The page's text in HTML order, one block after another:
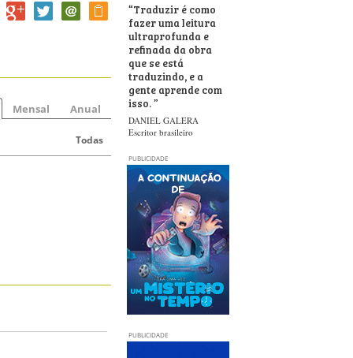
Mensal Anual
Todas
“Traduzir é como
fazer uma leitura
ultraprofunda e
refinada da obra
que se está
traduzindo, e a
gente aprende com
isso.”
DANIEL GALERA
Escritor brasileiro
PUBLICIDADE
PUBLICIDADE